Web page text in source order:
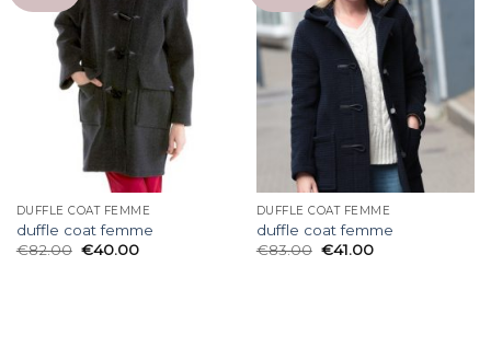
DUFFLE COAT FEMME
duffle coat femme
€82.00 €40.00
DUFFLE COAT FEMME
duffle coat femme
€83.00 €41.00